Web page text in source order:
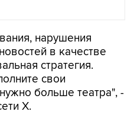
нарушения
в качестве
стратегия.
свои
больше театра", -
X.